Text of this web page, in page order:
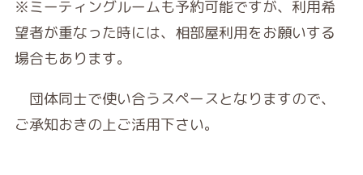
※ミーティングルームも予約可能ですが、利用希
望者が重なった時には、相部屋利用をお願いする
場合もあります。
団体同士で使い合うスペースとなりますので、
ご承知おきの上ご活用下さい。